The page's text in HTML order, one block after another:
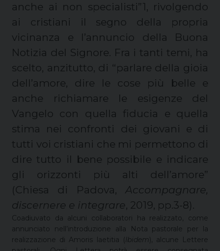
anche ai non specialisti”1, rivolgendo
ai cristiani il segno della propria
vicinanza e l’annuncio della Buona
Notizia del Signore. Fra i tanti temi, ha
scelto, anzitutto, di “parlare della gioia
dell’amore, dire le cose più belle e
anche richiamare le esigenze del
Vangelo con quella fiducia e quella
stima nei confronti dei giovani e di
tutti voi cristiani che mi permettono di
dire tutto il bene possibile e indicare
gli orizzonti più alti dell’amore”
(Chiesa di Padova, Accompagnare,
discernere e integrare, 2019, pp.3-8).
Coadiuvato da alcuni collaboratori ha realizzato, come
annunciato nell’introduzione alla Nota pastorale per la
realizzazione di Amoris laetitia (Ibidem), alcune Lettere